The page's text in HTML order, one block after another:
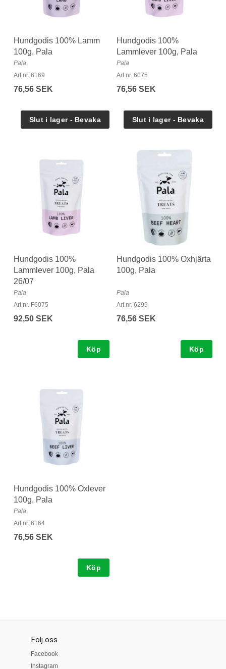
Hundgodis 100% Lamm
100g, Pala
Pala
Art nr. 6169
76,56 SEK
Hundgodis 100%
Lammlever 100g, Pala
Pala
Art nr. 6075
76,56 SEK
Hundgodis 100%
Lammlever 100g, Pala
26/07
Pala
Art nr. F6075
92,50 SEK
Köp
Hundgodis 100% Oxhjärta
100g, Pala
Pala
Art nr. 6299
76,56 SEK
Köp
Hundgodis 100% Oxlever
100g, Pala
Pala
Art nr. 6164
76,56 SEK
Köp
Följ oss
Facebook
Instagram